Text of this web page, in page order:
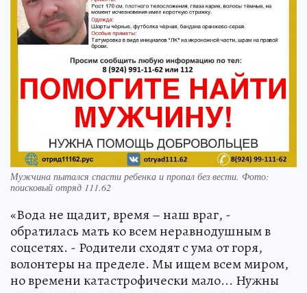
Мужчина пытался спасти ребенка и пропал без вести. Фото:
поисковый отряд 111.62
«Вода не щадит, время – наш враг, -
обратилась мать ко всем неравнодушным в
соцсетях. - Родители сходят с ума от горя,
волонтеры на пределе. Мы ищем всем миром,
но времени катастрофически мало... Нужны